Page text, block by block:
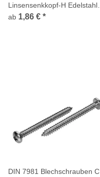
Linsensenkkopf-H Edelstahl
A2
ab 1,86 € *
DIN 7981 Blechschrauben C